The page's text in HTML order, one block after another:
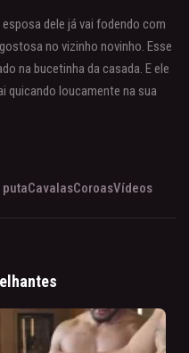
dele já vai fodendo com
no vizinho novinho. Esse
na bucetinha da casada. E ele
quicando loucamente na sua
putaCavalasCoroasVídeos